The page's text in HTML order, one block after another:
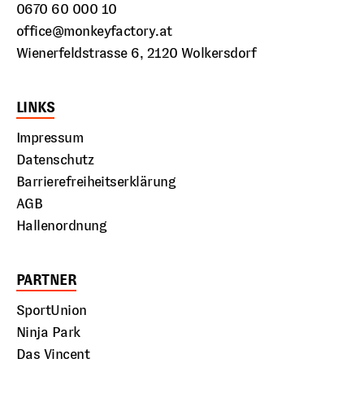
0670 60 000 10
office@monkeyfactory.at
Wienerfeldstrasse 6, 2120 Wolkersdorf
LINKS
Impressum
Datenschutz
Barrierefreiheitserklärung
AGB
Hallenordnung
PARTNER
SportUnion
Ninja Park
Das Vincent